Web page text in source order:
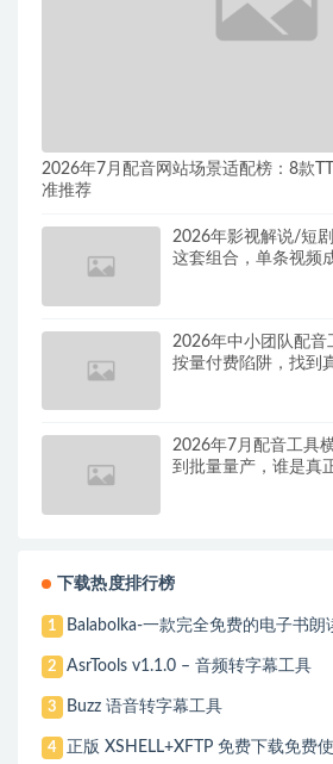
2026年7月配音网站场景适配榜：8款
准推荐
2026年影视解说/短
这套组合，单条视频
2026年中小团队配
按量付费陷阱，找到
2026年7月配音工具
到批量量产，谁是真
下载热度排行榜
1 Balabolka-一款完全免费的电子书
2 AsrTools v1.1.0 – 音频转字幕工具
3 Buzz 语音转字幕工具
4 正版 XSHELL+XFTP 免费下载免费使